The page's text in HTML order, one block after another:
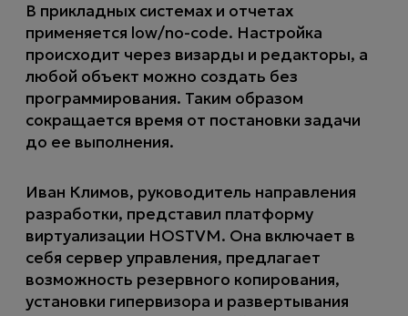
В прикладных системах и отчетах
применяется low/no-code. Настройка
происходит через визарды и редакторы, а
любой объект можно создать без
программирования. Таким образом
сокращается время от постановки задачи
до ее выполнения.
Иван Климов, руководитель направления
разработки, представил платформу
виртуализации HOSTVM. Она включает в
себя сервер управления, предлагает
возможность резервного копирования,
установки гипервизора и развертывания